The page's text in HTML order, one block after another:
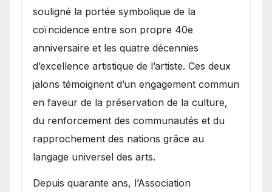
souligné la portée symbolique de la
coïncidence entre son propre 40e
anniversaire et les quatre décennies
d’excellence artistique de l’artiste. Ces deux
jalons témoignent d’un engagement commun
en faveur de la préservation de la culture,
du renforcement des communautés et du
rapprochement des nations grâce au
langage universel des arts.
​Depuis quarante ans, l’Association